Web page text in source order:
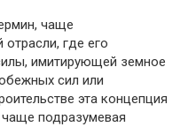
чаще
где его
имитирующей земное
сил или
эта концепция
подразумевая